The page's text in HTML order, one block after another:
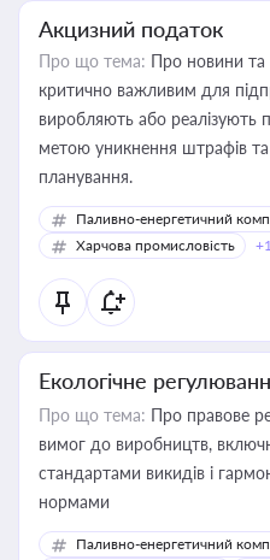
Акцизний податок
Про що тема: Про новини та
критично важливим для
виробляють або реалізують
метою уникнення штрафів
планування.
Паливно-енергетичний
Харчова промисловість
+1
Екологічне
Про що тема: Про правове
вимог до виробництв,
стандартами викидів і
нормами
Паливно-енергетичний